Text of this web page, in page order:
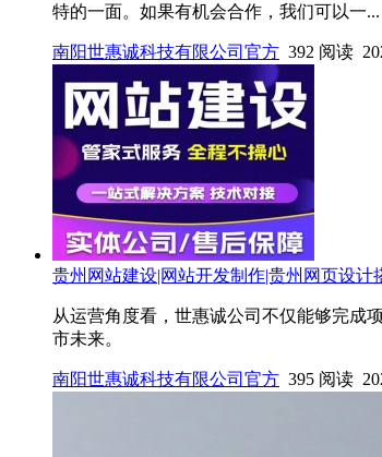
特的一面。如果有机会合作，我们可以一...
南阳世惠诚科技有限公司官方 392 阅读
贵州网站建设|网站开发制作|贵州网页设计
从运营角度看，世惠诚公司不仅能够完成
市未来。
南阳世惠诚科技有限公司官方 395 阅读